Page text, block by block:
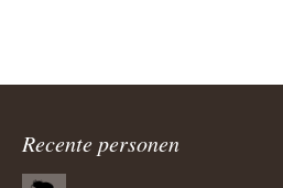
Recente personen